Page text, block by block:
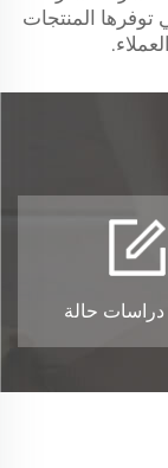
توفرها المنتجات
دراسات حالة